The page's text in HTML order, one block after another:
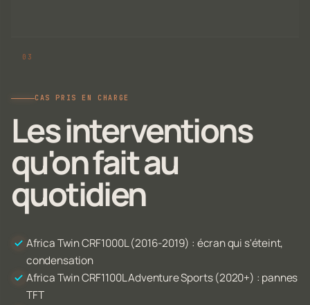
CAS PRIS EN CHARGE
Les interventions
qu'on fait au
quotidien
Africa Twin CRF1000L (2016-2019) : écran qui s'éteint,
condensation
Africa Twin CRF1100L Adventure Sports (2020+) : pannes
TFT